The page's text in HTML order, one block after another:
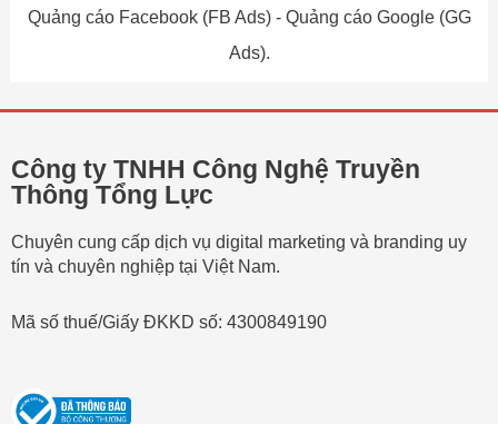
Quảng cáo Facebook (FB Ads) - Quảng cáo Google (GG
Ads).
Công ty TNHH Công Nghệ Truyền
Thông Tổng Lực
Chuyên cung cấp dịch vụ digital marketing và branding uy
tín và chuyên nghiệp tại Việt Nam.
Mã số thuế/Giấy ĐKKD số: 4300849190